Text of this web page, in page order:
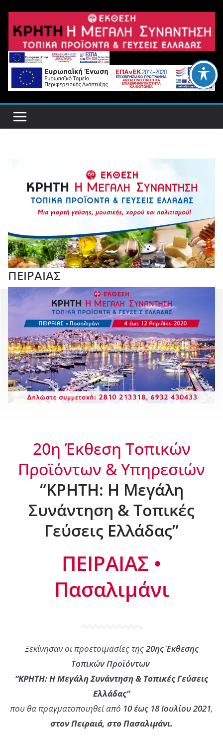
περιεχόμενο
ΠΕΙΡΑΙΑΣ
20η Έκθεση Tοπικών
Προϊόντων & Υπηρεσιών
“ΚΡΗΤΗ: Η Μεγάλη
Συνάντηση & Toπικές
Γεύσεις Ελλάδας”
ΠΕΙΡΑΙΑΣ •
Πασαλιμάνι
Ξεκίνησαν οι προετοιμασίες της20ης Έκθεσης
Τοπικών Προϊόντων
“ΚΡΗΤΗ: Η Μεγάλη Συνάντηση & Τοπικές Γεύσεις
Ελλάδας”
που θα πραγματοποιηθεί από 10 έως 18 Ιουλίου 2021,
στον Πειραιά, στο Πασαλιμάνι.